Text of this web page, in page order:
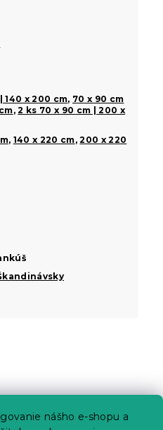
nášho e-shopu a
140 x 200 cm, 70 x 90 cm
,2 ks 70 x 90 cm | 200 x
, 140 x 220 cm,200 x 220